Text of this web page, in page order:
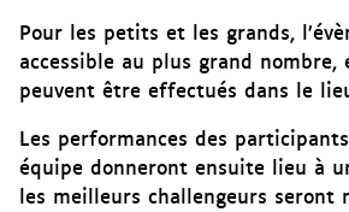
Pour les petits et les grands,
accessible au plus grand nombre,
peuvent être effectués dans le
Les performances des
équipe donneront ensuite lieu à
les meilleurs challengeurs seront